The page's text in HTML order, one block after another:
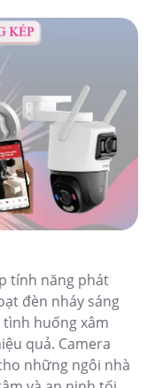
tính năng phát
đèn nháy sáng
tình huống xâm
quả. Camera
những ngôi nhà